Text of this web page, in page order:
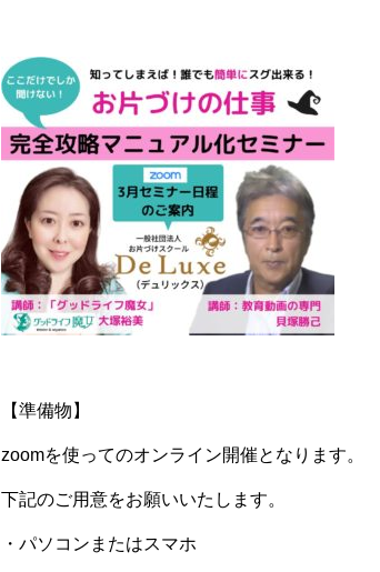
【準備物】
zoomを使ってのオンライン開催となります。
下記のご用意をお願いいたします。
・パソコンまたはスマホ